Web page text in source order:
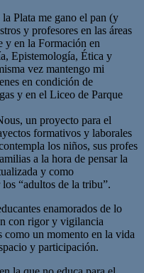
Plata me gano el pan (y
y profesores en las áreas
y en la Formación en
Epistemología, Ética y
vez mantengo mi
en condición de
y en el Liceo de Parque
un proyecto para el
formativos y laborales
los niños, sus profes
a la hora de pensar la
y como
“adultos de la tribu”.
enamorados de lo
con rigor y vigilancia
como un momento en la vida
y participación.